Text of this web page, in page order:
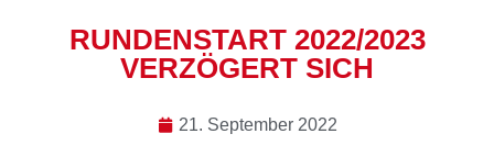
RUNDENSTART 2022/2023
VERZÖGERT SICH
21. September 2022